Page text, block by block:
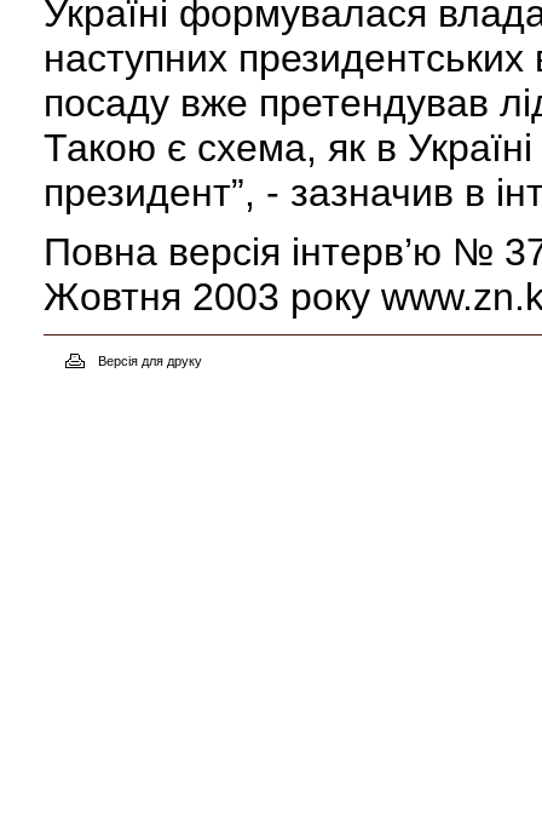
Україні формувалася
наступних
посаду вже претендував
Такою є схема, як в
президент”, - зазначив в
Повна версія інтерв’ю №
Жовтня 2003 року
Версія для друку